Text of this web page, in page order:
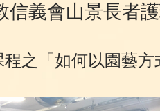
信義會山景長者
程之「如何以園藝方